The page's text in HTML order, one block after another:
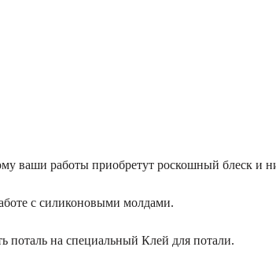
ваши работы приобретут роскошный блеск и
с силиконовыми молдами.
поталь на специальный Клей для потали.